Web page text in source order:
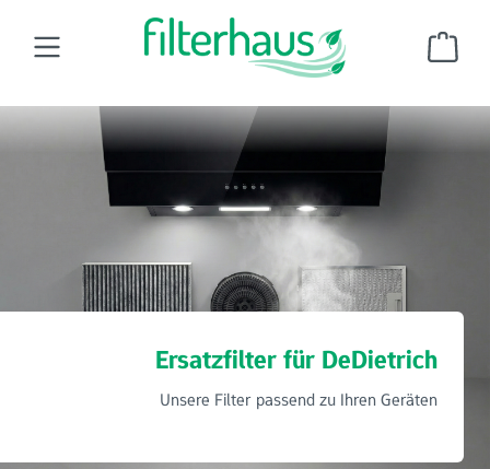
Zum Hauptinhalt springen
Dunstabzugshaubenfilter Ersatzfilter für DeDietrich
Ersatzfilter für DeDietrich
Unsere Filter passend zu Ihren Geräten